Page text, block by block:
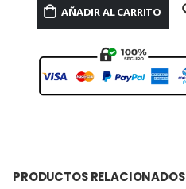
AÑADIR AL CARRITO
PRODUCTOS RELACIONADOS